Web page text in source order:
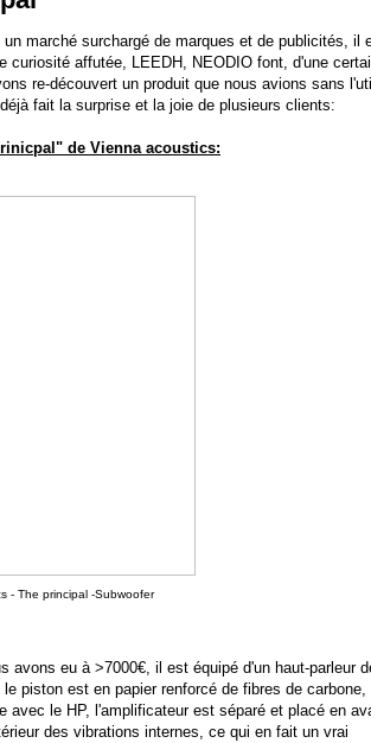
marché surchargé de marques et de publicités, il
curiosité affutée, LEEDH, NEODIO font, d'une
re-découvert un produit que nous avions sans
fait la surprise et la joie de plusieurs clients:
de Vienna acoustics:
- The principal -Subwoofer
avons eu à >7000€, il est équipé d'un haut-parleur
piston est en papier renforcé de fibres de
avec le HP, l'amplificateur est séparé et placé en
des vibrations internes, ce qui en fait un vrai